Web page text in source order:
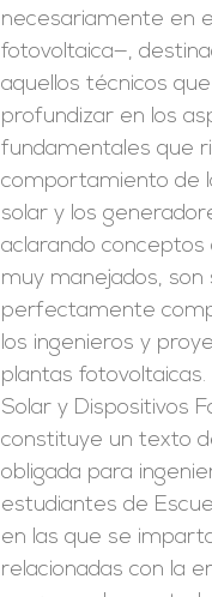
necesariamente en
fotovoltaica—,
aquellos técnicos
profundizar en los
fundamentales que
comportamiento de
solar y los
aclarando conceptos
muy manejados, son
perfectamente
los ingenieros y
plantas fotovoltaicas.
Solar y Dispositivos
constituye un texto
obligada para
estudiantes de
en las que se
relacionadas con la